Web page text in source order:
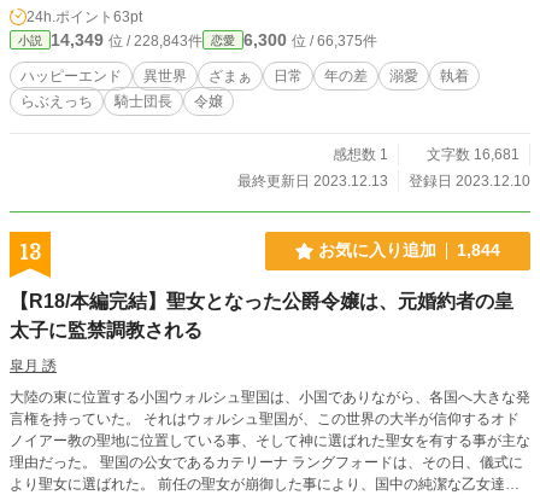
24h.ポイント 63pt
小説 14,349 位 / 228,843件 恋愛 6,300 位 / 66,375件
ハッピーエンド 異世界 ざまぁ 日常 年の差 溺愛
執着
らぶえっち
騎士団長 令嬢
感想数 1
文字数 16,681
最終更新日 2023.12.13
登録日 2023.12.10
13 お気に入り追加 1,844
【R18/本編完結】聖女となった公爵令嬢は、元婚約者の皇
太子に監禁調教される
皐月 誘
大陸の東に位置する小国ウォルシュ聖国は、小国でありながら、各国へ大きな発
言権を持っていた。 それはウォルシュ聖国が、この世界の大半が信仰するオド
ノイアー教の聖地に位置している事、そして神に選ばれた聖女を有する事が主な
理由だった。 聖国の公女であるカテリーナ ラングフォードは、その日、儀式に
より聖女に選ばれた。 前任の聖女が崩御した事により、国中の純潔な乙女達が